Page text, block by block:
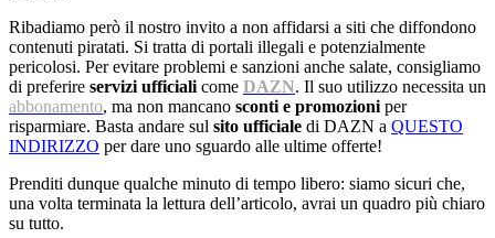
Ribadiamo però il nostro invito a non affidarsi a siti che diffondono
contenuti piratati. Si tratta di portali illegali e potenzialmente
pericolosi. Per evitare problemi e sanzioni anche salate, consigliamo
di preferire servizi ufficiali come DAZN. Il suo utilizzo necessita un
abbonamento, ma non mancano sconti e promozioni per
risparmiare. Basta andare sul sito ufficiale di DAZN a QUESTO
INDIRIZZO per dare uno sguardo alle ultime offerte!
Prenditi dunque qualche minuto di tempo libero: siamo sicuri che,
una volta terminata la lettura dell’articolo, avrai un quadro più chiaro
su tutto.